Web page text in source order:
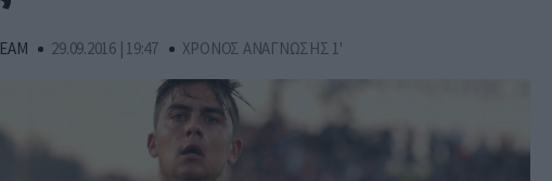
29.09.2016 | 19:47 ΧΡΟΝΟΣ ΑΝΑΓΝΩΣΗΣ 1'